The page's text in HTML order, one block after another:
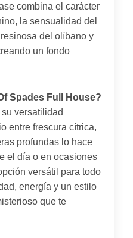
combina el carácter
la sensualidad del
del olíbano y
un fondo
Spades Full House?
versatilidad
entre frescura cítrica,
profundas lo hace
el día o en ocasiones
versátil para todo
energía y un estilo
que te